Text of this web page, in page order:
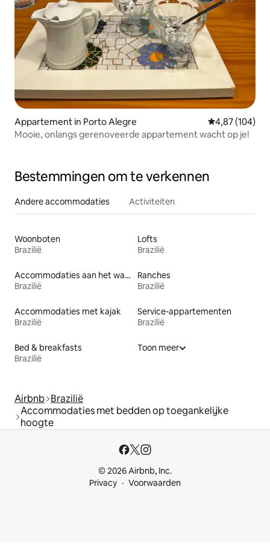
Appartement in Porto Alegre Gemiddelde
4,87 (104)
Mooie, onlangs gerenoveerde appartement wacht op je!
Bestemmingen om te verkennen
Andere accommodaties Activiteiten
Woonboten
Brazilië
Lofts
Brazilië
Accommodaties aan het water
Brazilië
Ranches
Brazilië
Accommodaties met kajak
Brazilië
Service-appartementen
Brazilië
Bed & breakfasts
Brazilië
Toon meer
Airbnb Brazilië
Accommodaties met bedden op toegankelijke
hoogte
© 2026 Airbnb, Inc.
Privacy
Voorwaarden